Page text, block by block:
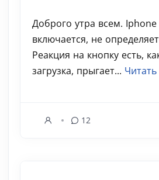
Доброго утра всем.
включается, не
Реакция на кнопку есть,
загрузка, прыгает...
12